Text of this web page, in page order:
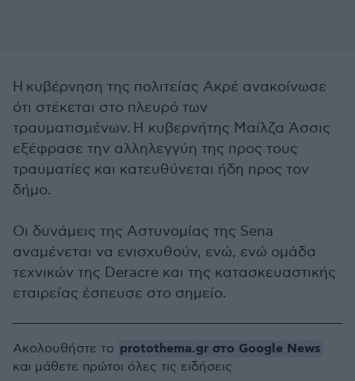
Η κυβέρνηση της πολιτείας Ακρέ ανακοίνωσε
ότι στέκεται στο πλευρό των
τραυματισμένων. Η κυβερνήτης Μαίλζα Άσσις
εξέφρασε την αλληλεγγύη της προς τους
τραυματίες και κατευθύνεται ήδη προς τον
δήμο.
Οι δυνάμεις της Αστυνομίας της Sena
αναμένεται να ενισχυθούν, ενώ, ενώ ομάδα
τεχνικών της Deracre και της κατασκευαστικής
εταιρείας έσπευσε στο σημείο.
Ακολουθήστε το protothema.gr στο Google News
και μάθετε πρώτοι όλες τις ειδήσεις